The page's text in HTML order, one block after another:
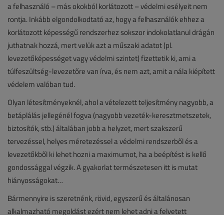
a felhasználó – más okokból korlátozott – védelmi esélyeit nem
rontja. Inkább elgondolkodtató az, hogy a felhasználók ehhez a
korlátozott képességű rendszerhez sokszor indokolatlanul drágán
juthatnak hozzá, mert velük azt a műszaki adatot (pl.
levezetőképességet vagy védelmi szintet) fizettetik ki, ami a
túlfeszültség-levezetőre van írva, és nem azt, amit a nála kiépített
védelem valóban tud.
Olyan létesítményeknél, ahol a vételezett teljesítmény nagyobb, a
betáplálás jellegénél fogva (nagyobb vezeték-keresztmetszetek,
biztosítók, stb.) általában jobb a helyzet, mert szakszerű
tervezéssel, helyes méretezéssel a védelmi rendszerből és a
levezetőkből ki lehet hozni a maximumot, ha a beépítést is kellő
gondossággal végzik. A gyakorlat természetesen itt is mutat
hiányosságokat…
Bármennyire is szeretnénk, rövid, egyszerű és általánosan
alkalmazható megoldást ezért nem lehet adni a felvetett